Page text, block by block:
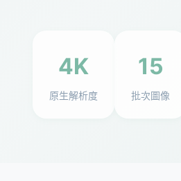
4K
原生解析度
15
批次圖像